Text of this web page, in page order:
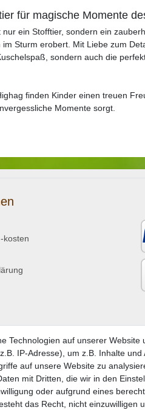
für magische Momente
ein Stofftier, sondern ein
Sturm erobert. Mit Liebe zum
sondern auch die
finden Kinder einen treuen
Momente sorgt.
kosten
* Alle Preise inkl. gesetzl.
** Gilt für
Technologien auf unserer
IP-Adresse), um z.B. Inhalte
auf unsere Website zu
mit Dritten, die wir in den
oder aufgrund eines
das Recht, nicht einzuwilligen